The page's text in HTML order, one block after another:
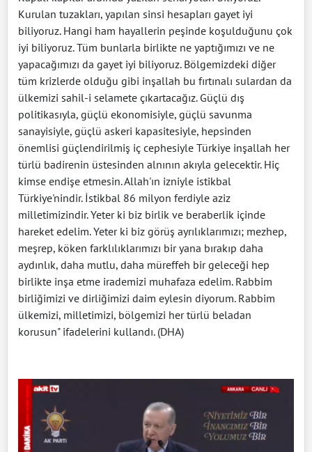
Kurulan tuzakları, yapılan sinsi hesapları gayet iyi
biliyoruz. Hangi ham hayallerin peşinde koşulduğunu çok
iyi biliyoruz. Tüm bunlarla birlikte ne yaptığımızı ve ne
yapacağımızı da gayet iyi biliyoruz. Bölgemizdeki diğer
tüm krizlerde olduğu gibi inşallah bu fırtınalı sulardan da
ülkemizi sahil-i selamete çıkartacağız. Güçlü dış
politikasıyla, güçlü ekonomisiyle, güçlü savunma
sanayisiyle, güçlü askeri kapasitesiyle, hepsinden
önemlisi güçlendirilmiş iç cephesiyle Türkiye inşallah her
türlü badirenin üstesinden alnının akıyla gelecektir. Hiç
kimse endişe etmesin. Allah'ın izniyle istikbal
Türkiye'nindir. İstikbal 86 milyon ferdiyle aziz
milletimizindir. Yeter ki biz birlik ve beraberlik içinde
hareket edelim. Yeter ki biz görüş ayrılıklarımızı; mezhep,
meşrep, köken farklılıklarımızı bir yana bırakıp daha
aydınlık, daha mutlu, daha müreffeh bir geleceği hep
birlikte inşa etme irademizi muhafaza edelim. Rabbim
birliğimizi ve dirliğimizi daim eylesin diyorum. Rabbim
ülkemizi, milletimizi, bölgemizi her türlü beladan
korusun" ifadelerini kullandı. (DHA)